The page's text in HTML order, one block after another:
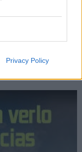
Privacy Policy